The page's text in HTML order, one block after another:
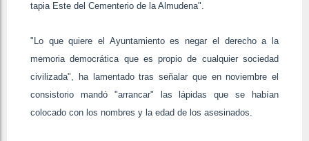
tapia Este del Cementerio de la Almudena".
"Lo que quiere el Ayuntamiento es negar el derecho a la
memoria democrática que es propio de cualquier sociedad
civilizada", ha lamentado tras señalar que en noviembre el
consistorio mandó "arrancar" las lápidas que se habían
colocado con los nombres y la edad de los asesinados.